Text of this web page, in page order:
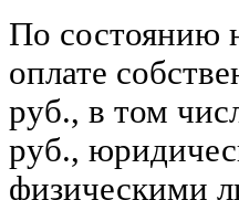
По состоянию
оплате
руб., в том
руб.,
физическими